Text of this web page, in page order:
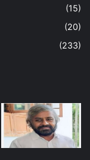
(15)
(20)
(233)